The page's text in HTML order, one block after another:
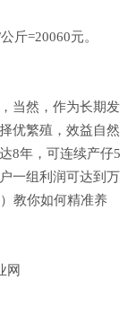
斤=20060元。
当然，作为长期发
优繁殖，效益自然
8年，可连续产仔5
一组利润可达到万
教你如何精准养
网